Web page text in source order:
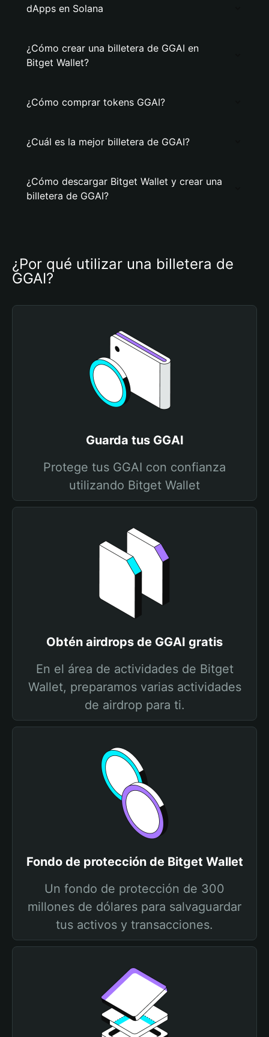
dApps en Solana
¿Cómo crear una billetera de GGAI en
Bitget Wallet?
¿Cómo comprar tokens GGAI?
¿Cuál es la mejor billetera de GGAI?
¿Cómo descargar Bitget Wallet y crear una
billetera de GGAI?
¿Por qué utilizar una billetera de
GGAI?
Guarda tus GGAI
Protege tus GGAI con confianza
utilizando Bitget Wallet
Obtén airdrops de GGAI gratis
En el área de actividades de Bitget
Wallet, preparamos varias actividades
de airdrop para ti.
Fondo de protección de Bitget Wallet
Un fondo de protección de 300
millones de dólares para salvaguardar
tus activos y transacciones.